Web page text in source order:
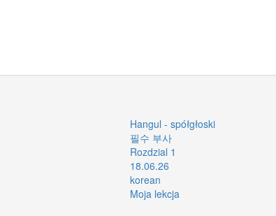
Hangul - spółgłoski
필수 부사
Rozdzial 1
18.06.26
korean
Moja lekcja